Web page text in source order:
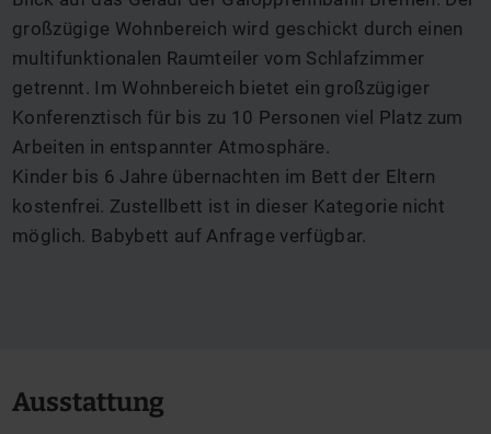
großzügige Wohnbereich wird geschickt durch einen
multifunktionalen Raumteiler vom Schlafzimmer
getrennt. Im Wohnbereich bietet ein großzügiger
Konferenztisch für bis zu 10 Personen viel Platz zum
Arbeiten in entspannter Atmosphäre.
Kinder bis 6 Jahre übernachten im Bett der Eltern
kostenfrei. Zustellbett ist in dieser Kategorie nicht
möglich. Babybett auf Anfrage verfügbar.
Ausstattung